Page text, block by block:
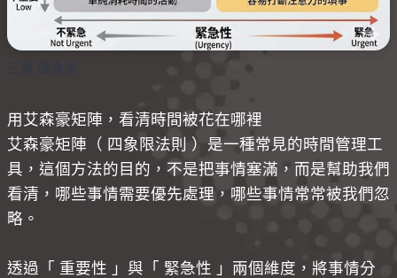
用艾森豪矩陣，看清時間被花在哪裡
艾森豪矩陣（ 四象限法則 ）是一種常見的時間管理工
具，這個方法的目的，不是把事情塞滿，而是幫助我們
看清，哪些事情需要優先處理，哪些事情常常被我們忽
略。
透過「 重要性 」與「 緊急性 」兩個維度，將事情分